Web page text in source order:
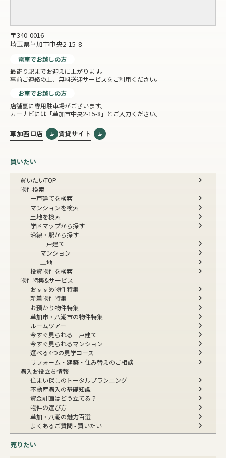
〒340-0016
埼玉県草加市中央2-15-8
電車でお越しの方
最寄り駅までお迎えに上がります。
事前ご連絡の上、無料送迎サービスをご利用ください。
お車でお越しの方
店舗裏に専用駐車場がございます。
カーナビには「草加市中央2-15-8」とご入力ください。
草加西口店 賃貸サイト
買いたい
買いたいTOP
物件検索
一戸建てを検索
マンションを検索
土地を検索
学区マップから探す
沿線・駅から探す
一戸建て
マンション
土地
投資物件を検索
物件特集&サービス
おすすめ物件特集
新着物件特集
お預かり物件特集
草加市・八潮市の物件特集
ルームツアー
今すぐ見られる一戸建て
今すぐ見られるマンション
選べる4つの見学コース
リフォーム・建築・住み替えのご相談
購入お役立ち情報
住まい探しのトータルプランニング
不動産購入の基礎知識
資金計画はどう立てる？
物件の選び方
草加・八潮の魅力百選
よくあるご質問 - 買いたい
売りたい